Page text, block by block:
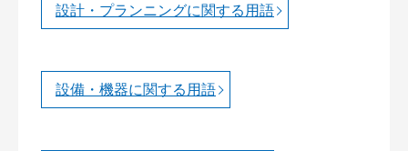
設計・プランニングに関する用語
設備・機器に関する用語